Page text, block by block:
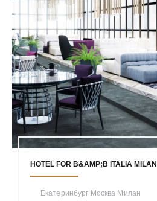
HOTEL FOR B&AMP;B ITALIA MILAN
Екатеринбург Москва Милан